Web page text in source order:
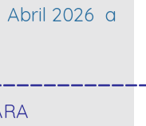
Abril 2026 a